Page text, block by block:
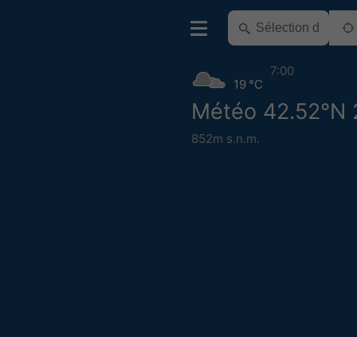
Météo 42.52°N
852m s.n.m.
19 °C
7:00